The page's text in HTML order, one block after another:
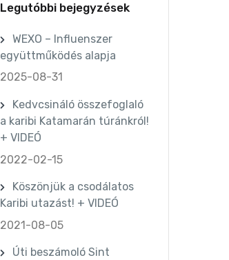
Legutóbbi bejegyzések
WEXO – Influenszer
együttműködés alapja
2025-08-31
Kedvcsináló összefoglaló
a karibi Katamarán túránkról!
+ VIDEÓ
2022-02-15
Köszönjük a csodálatos
Karibi utazást! + VIDEÓ
2021-08-05
Úti beszámoló Sint